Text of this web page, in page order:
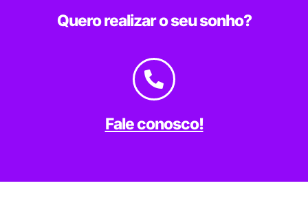
Quero realizar o seu sonho?
Fale conosco!